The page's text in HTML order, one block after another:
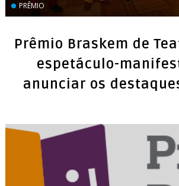
PRÊMIO
Prêmio Braskem de
espetáculo-